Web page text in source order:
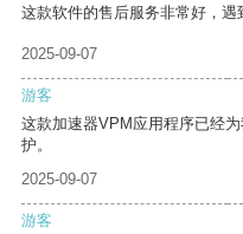
这款软件的售后服务非常好，遇
2025-09-07
游客
这款加速器VPM应用程序已经
护。
2025-09-07
游客